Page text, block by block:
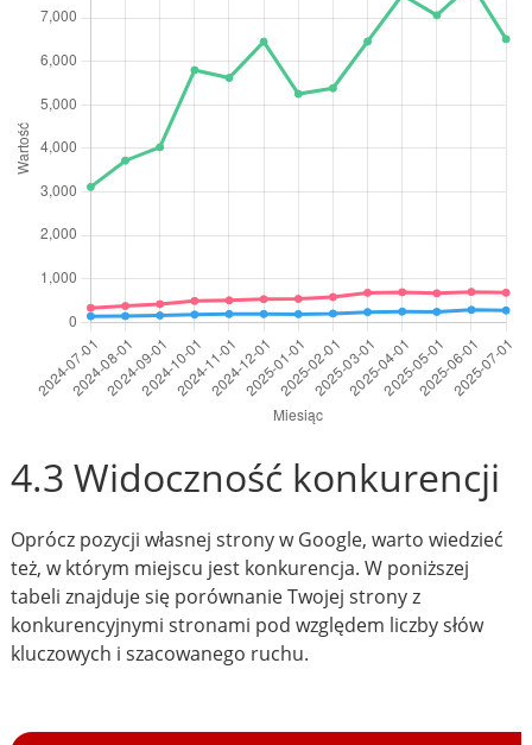
4.3 Widoczność konkurencji
Oprócz pozycji własnej strony w Google, warto wiedzieć
też, w którym miejscu jest konkurencja. W poniższej
tabeli znajduje się porównanie Twojej strony z
konkurencyjnymi stronami pod względem liczby słów
kluczowych i szacowanego ruchu.